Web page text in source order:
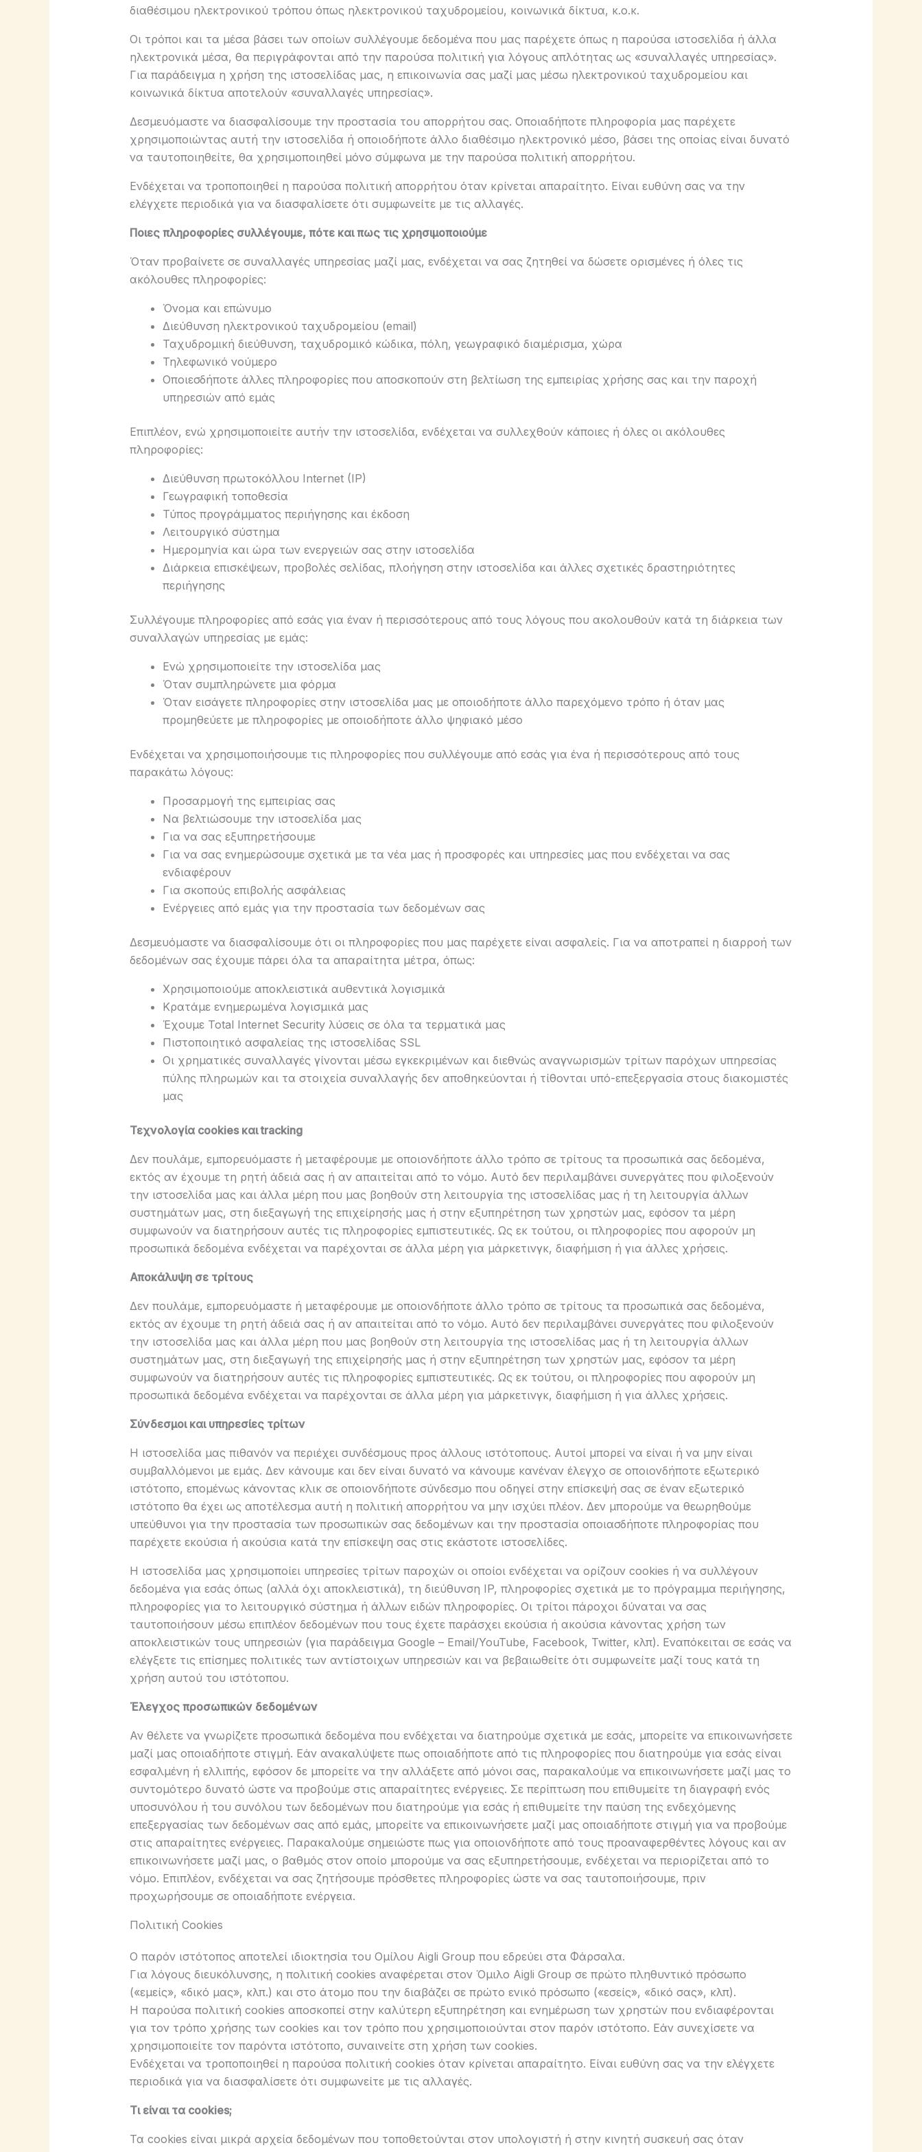
διαθέσιμου ηλεκτρονικού τρόπου όπως ηλεκτρονικού ταχυδρομείου, κοινωνικά δίκτυα, κ.ο.κ.
Οι τρόποι και τα μέσα βάσει των οποίων συλλέγουμε δεδομένα που μας παρέχετε όπως η παρούσα ιστοσελίδα ή άλλα
ηλεκτρονικά μέσα, θα περιγράφονται από την παρούσα πολιτική για λόγους απλότητας ως «συναλλαγές υπηρεσίας».
Για παράδειγμα η χρήση της ιστοσελίδας μας, η επικοινωνία σας μαζί μας μέσω ηλεκτρονικού ταχυδρομείου και
κοινωνικά δίκτυα αποτελούν «συναλλαγές υπηρεσίας».
Δεσμευόμαστε να διασφαλίσουμε την προστασία του απορρήτου σας. Οποιαδήποτε πληροφορία μας παρέχετε
χρησιμοποιώντας αυτή την ιστοσελίδα ή οποιοδήποτε άλλο διαθέσιμο ηλεκτρονικό μέσο, βάσει της οποίας είναι δυνατό
να ταυτοποιηθείτε, θα χρησιμοποιηθεί μόνο σύμφωνα με την παρούσα πολιτική απορρήτου.
Ενδέχεται να τροποποιηθεί η παρούσα πολιτική απορρήτου όταν κρίνεται απαραίτητο. Είναι ευθύνη σας να την
ελέγχετε περιοδικά για να διασφαλίσετε ότι συμφωνείτε με τις αλλαγές.
Ποιες πληροφορίες συλλέγουμε, πότε και πως τις χρησιμοποιούμε
Όταν προβαίνετε σε συναλλαγές υπηρεσίας μαζί μας, ενδέχεται να σας ζητηθεί να δώσετε ορισμένες ή όλες τις
ακόλουθες πληροφορίες:
Όνομα και επώνυμο
Διεύθυνση ηλεκτρονικού ταχυδρομείου (email)
Ταχυδρομική διεύθυνση, ταχυδρομικό κώδικα, πόλη, γεωγραφικό διαμέρισμα, χώρα
Τηλεφωνικό νούμερο
Οποιεσδήποτε άλλες πληροφορίες που αποσκοπούν στη βελτίωση της εμπειρίας χρήσης σας και την παροχή
υπηρεσιών από εμάς
Επιπλέον, ενώ χρησιμοποιείτε αυτήν την ιστοσελίδα, ενδέχεται να συλλεχθούν κάποιες ή όλες οι ακόλουθες
πληροφορίες:
Διεύθυνση πρωτοκόλλου Internet (IP)
Γεωγραφική τοποθεσία
Τύπος προγράμματος περιήγησης και έκδοση
Λειτουργικό σύστημα
Ημερομηνία και ώρα των ενεργειών σας στην ιστοσελίδα
Διάρκεια επισκέψεων, προβολές σελίδας, πλοήγηση στην ιστοσελίδα και άλλες σχετικές δραστηριότητες
περιήγησης
Συλλέγουμε πληροφορίες από εσάς για έναν ή περισσότερους από τους λόγους που ακολουθούν κατά τη διάρκεια των
συναλλαγών υπηρεσίας με εμάς:
Ενώ χρησιμοποιείτε την ιστοσελίδα μας
Όταν συμπληρώνετε μια φόρμα
Όταν εισάγετε πληροφορίες στην ιστοσελίδα μας με οποιοδήποτε άλλο παρεχόμενο τρόπο ή όταν μας
προμηθεύετε με πληροφορίες με οποιοδήποτε άλλο ψηφιακό μέσο
Ενδέχεται να χρησιμοποιήσουμε τις πληροφορίες που συλλέγουμε από εσάς για ένα ή περισσότερους από τους
παρακάτω λόγους:
Προσαρμογή της εμπειρίας σας
Να βελτιώσουμε την ιστοσελίδα μας
Για να σας εξυπηρετήσουμε
Για να σας ενημερώσουμε σχετικά με τα νέα μας ή προσφορές και υπηρεσίες μας που ενδέχεται να σας
ενδιαφέρουν
Για σκοπούς επιβολής ασφάλειας
Ενέργειες από εμάς για την προστασία των δεδομένων σας
Δεσμευόμαστε να διασφαλίσουμε ότι οι πληροφορίες που μας παρέχετε είναι ασφαλείς. Για να αποτραπεί η διαρροή των
δεδομένων σας έχουμε πάρει όλα τα απαραίτητα μέτρα, όπως:
Χρησιμοποιούμε αποκλειστικά αυθεντικά λογισμικά
Κρατάμε ενημερωμένα λογισμικά μας
Έχουμε Total Internet Security λύσεις σε όλα τα τερματικά μας
Πιστοποιητικό ασφαλείας της ιστοσελίδας SSL
Oι χρηματικές συναλλαγές γίνονται μέσω εγκεκριμένων και διεθνώς αναγνωρισμών τρίτων παρόχων υπηρεσίας
πύλης πληρωμών και τα στοιχεία συναλλαγής δεν αποθηκεύονται ή τίθονται υπό-επεξεργασία στους διακομιστές
μας
Τεχνολογία cookies και tracking
Δεν πουλάμε, εμπορευόμαστε ή μεταφέρουμε με οποιονδήποτε άλλο τρόπο σε τρίτους τα προσωπικά σας δεδομένα,
εκτός αν έχουμε τη ρητή άδειά σας ή αν απαιτείται από το νόμο. Αυτό δεν περιλαμβάνει συνεργάτες που φιλοξενούν
την ιστοσελίδα μας και άλλα μέρη που μας βοηθούν στη λειτουργία της ιστοσελίδας μας ή τη λειτουργία άλλων
συστημάτων μας, στη διεξαγωγή της επιχείρησής μας ή στην εξυπηρέτηση των χρηστών μας, εφόσον τα μέρη
συμφωνούν να διατηρήσουν αυτές τις πληροφορίες εμπιστευτικές. Ως εκ τούτου, οι πληροφορίες που αφορούν μη
προσωπικά δεδομένα ενδέχεται να παρέχονται σε άλλα μέρη για μάρκετινγκ, διαφήμιση ή για άλλες χρήσεις.
Αποκάλυψη σε τρίτους
Δεν πουλάμε, εμπορευόμαστε ή μεταφέρουμε με οποιονδήποτε άλλο τρόπο σε τρίτους τα προσωπικά σας δεδομένα,
εκτός αν έχουμε τη ρητή άδειά σας ή αν απαιτείται από το νόμο. Αυτό δεν περιλαμβάνει συνεργάτες που φιλοξενούν
την ιστοσελίδα μας και άλλα μέρη που μας βοηθούν στη λειτουργία της ιστοσελίδας μας ή τη λειτουργία άλλων
συστημάτων μας, στη διεξαγωγή της επιχείρησής μας ή στην εξυπηρέτηση των χρηστών μας, εφόσον τα μέρη
συμφωνούν να διατηρήσουν αυτές τις πληροφορίες εμπιστευτικές. Ως εκ τούτου, οι πληροφορίες που αφορούν μη
προσωπικά δεδομένα ενδέχεται να παρέχονται σε άλλα μέρη για μάρκετινγκ, διαφήμιση ή για άλλες χρήσεις.
Σύνδεσμοι και υπηρεσίες τρίτων
Η ιστοσελίδα μας πιθανόν να περιέχει συνδέσμους προς άλλους ιστότοπους. Αυτοί μπορεί να είναι ή να μην είναι
συμβαλλόμενοι με εμάς. Δεν κάνουμε και δεν είναι δυνατό να κάνουμε κανέναν έλεγχο σε οποιονδήποτε εξωτερικό
ιστότοπο, επομένως κάνοντας κλικ σε οποιονδήποτε σύνδεσμο που οδηγεί στην επίσκεψή σας σε έναν εξωτερικό
ιστότοπο θα έχει ως αποτέλεσμα αυτή η πολιτική απορρήτου να μην ισχύει πλέον. Δεν μπορούμε να θεωρηθούμε
υπεύθυνοι για την προστασία των προσωπικών σας δεδομένων και την προστασία οποιασδήποτε πληροφορίας που
παρέχετε εκούσια ή ακούσια κατά την επίσκεψη σας στις εκάστοτε ιστοσελίδες.
Η ιστοσελίδα μας χρησιμοποίει υπηρεσίες τρίτων παροχών οι οποίοι ενδέχεται να ορίζουν cookies ή να συλλέγουν
δεδομένα για εσάς όπως (αλλά όχι αποκλειστικά), τη διεύθυνση IP, πληροφορίες σχετικά με το πρόγραμμα περιήγησης,
πληροφορίες για το λειτουργικό σύστημα ή άλλων ειδών πληροφορίες. Οι τρίτοι πάροχοι δύναται να σας
ταυτοποιήσουν μέσω επιπλέον δεδομένων που τους έχετε παράσχει εκούσια ή ακούσια κάνοντας χρήση των
αποκλειστικών τους υπηρεσιών (για παράδειγμα Google – Email/YouTube, Facebook, Twitter, κλπ). Εναπόκειται σε εσάς να
ελέγξετε τις επίσημες πολιτικές των αντίστοιχων υπηρεσιών και να βεβαιωθείτε ότι συμφωνείτε μαζί τους κατά τη
χρήση αυτού του ιστότοπου.
Έλεγχος προσωπικών δεδομένων
Αν θέλετε να γνωρίζετε προσωπικά δεδομένα που ενδέχεται να διατηρούμε σχετικά με εσάς, μπορείτε να επικοινωνήσετε
μαζί μας οποιαδήποτε στιγμή. Εάν ανακαλύψετε πως οποιαδήποτε από τις πληροφορίες που διατηρούμε για εσάς είναι
εσφαλμένη ή ελλιπής, εφόσον δε μπορείτε να την αλλάξετε από μόνοι σας, παρακαλούμε να επικοινωνήσετε μαζί μας το
συντομότερο δυνατό ώστε να προβούμε στις απαραίτητες ενέργειες. Σε περίπτωση που επιθυμείτε τη διαγραφή ενός
υποσυνόλου ή του συνόλου των δεδομένων που διατηρούμε για εσάς ή επιθυμείτε την παύση της ενδεχόμενης
επεξεργασίας των δεδομένων σας από εμάς, μπορείτε να επικοινωνήσετε μαζί μας οποιαδήποτε στιγμή για να προβούμε
στις απαραίτητες ενέργειες. Παρακαλούμε σημειώστε πως για οποιονδήποτε από τους προαναφερθέντες λόγους και αν
επικοινωνήσετε μαζί μας, ο βαθμός στον οποίο μπορούμε να σας εξυπηρετήσουμε, ενδέχεται να περιορίζεται από το
νόμο. Επιπλέον, ενδέχεται να σας ζητήσουμε πρόσθετες πληροφορίες ώστε να σας ταυτοποιήσουμε, πριν
προχωρήσουμε σε οποιαδήποτε ενέργεια.
Πολιτική Cookies
Ο παρόν ιστότοπος αποτελεί ιδιοκτησία του Ομίλου Aigli Group που εδρεύει στα Φάρσαλα.
Για λόγους διευκόλυνσης, η πολιτική cookies αναφέρεται στον Όμιλο Aigli Group σε πρώτο πληθυντικό πρόσωπο
(«εμείς», «δικό μας», κλπ.) και στο άτομο που την διαβάζει σε πρώτο ενικό πρόσωπο («εσείς», «δικό σας», κλπ).
Η παρούσα πολιτική cookies αποσκοπεί στην καλύτερη εξυπηρέτηση και ενημέρωση των χρηστών που ενδιαφέρονται
για τον τρόπο χρήσης των cookies και τον τρόπο που χρησιμοποιούνται στον παρόν ιστότοπο. Εάν συνεχίσετε να
χρησιμοποιείτε τον παρόντα ιστότοπο, συναινείτε στη χρήση των cookies.
Ενδέχεται να τροποποιηθεί η παρούσα πολιτική cookies όταν κρίνεται απαραίτητο. Είναι ευθύνη σας να την ελέγχετε
περιοδικά για να διασφαλίσετε ότι συμφωνείτε με τις αλλαγές.
Τι είναι τα cookies;
Τα cookies είναι μικρά αρχεία δεδομένων που τοποθετούνται στον υπολογιστή ή στην κινητή συσκευή σας όταν